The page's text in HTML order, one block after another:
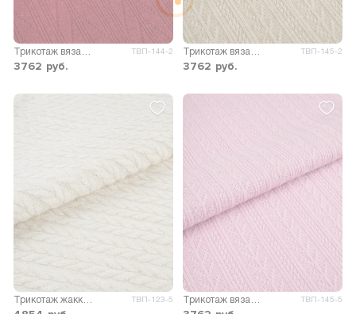
ТВП-144-2
3762 руб.
ТВП-145-2
3762 руб.
ТВП-123-5 ТВП-145-5